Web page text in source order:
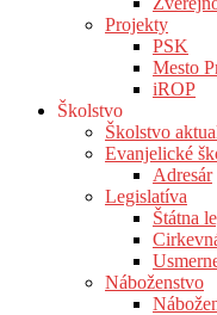
Projekty
PSK
Mesto
iROP
Školstvo
Školstvo
Evanjelické
Adresár
Legislatíva
Štátna
Náboženstvo